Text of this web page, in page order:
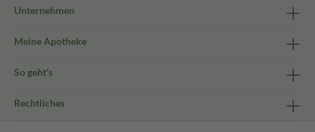
Unternehmen
Meine Apotheke
So geht's
Rechtliches